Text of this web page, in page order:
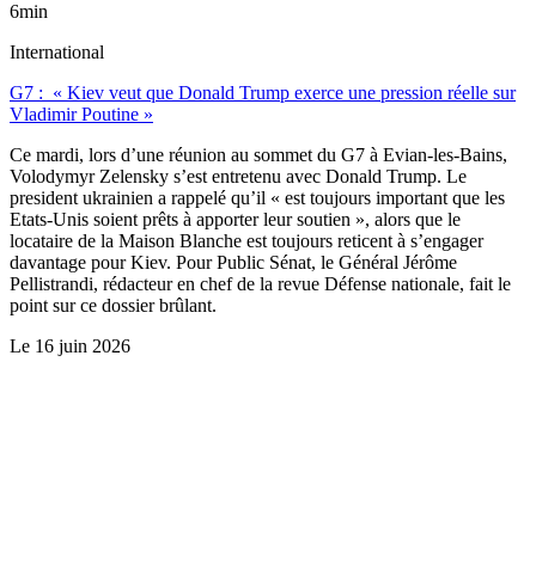
6min
International
G7 : « Kiev veut que Donald Trump exerce une pression réelle sur
Vladimir Poutine »
Ce mardi, lors d’une réunion au sommet du G7 à Evian-les-Bains,
Volodymyr Zelensky s’est entretenu avec Donald Trump. Le
president ukrainien a rappelé qu’il « est toujours important que les
Etats-Unis soient prêts à apporter leur soutien », alors que le
locataire de la Maison Blanche est toujours reticent à s’engager
davantage pour Kiev. Pour Public Sénat, le Général Jérôme
Pellistrandi, rédacteur en chef de la revue Défense nationale, fait le
point sur ce dossier brûlant.
Le 16 juin 2026